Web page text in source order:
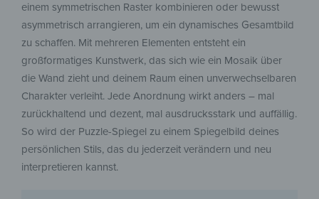
einem symmetrischen Raster kombinieren oder bewusst
asymmetrisch arrangieren, um ein dynamisches Gesamtbild
zu schaffen. Mit mehreren Elementen entsteht ein
großformatiges Kunstwerk, das sich wie ein Mosaik über
die Wand zieht und deinem Raum einen unverwechselbaren
Charakter verleiht. Jede Anordnung wirkt anders – mal
zurückhaltend und dezent, mal ausdrucksstark und auffällig.
So wird der Puzzle-Spiegel zu einem Spiegelbild deines
persönlichen Stils, das du jederzeit verändern und neu
interpretieren kannst.